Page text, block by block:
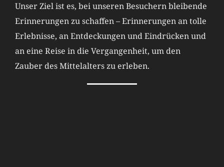
Unser Ziel ist es, bei unseren Besuchern bleibende
Erinnerungen zu schaffen – Erinnerungen an tolle
Erlebnisse, an Entdeckungen und Eindrücken und
an eine Reise in die Vergangenheit, um den
Zauber des Mittelalters zu erleben.